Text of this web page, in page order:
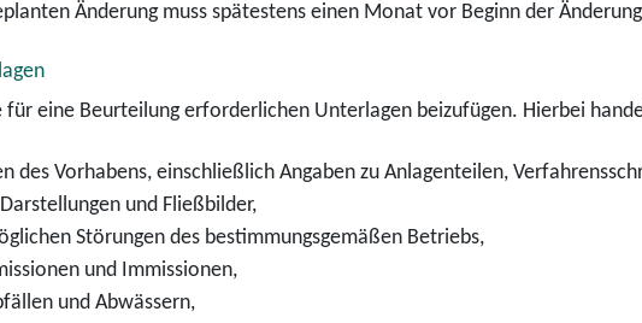
Änderung muss spätestens einen Monat vor Beginn der
für eine Beurteilung erforderlichen Unterlagen beizufügen. Hierbei
des Vorhabens, einschließlich Angaben zu Anlagenteilen,
und Fließbilder,
Störungen des bestimmungsgemäßen Betriebs,
und Immissionen,
und Abwässern,